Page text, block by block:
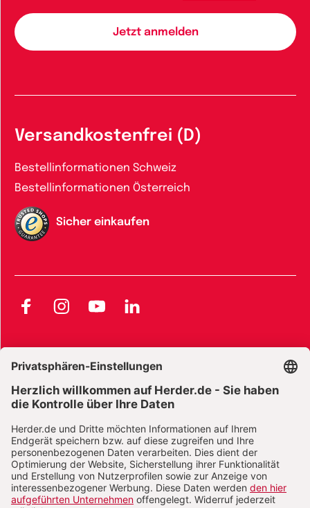
Versandkostenfrei (D)
Bestellinformationen Schweiz
Bestellinformationen Österreich
Sicher einkaufen
FacebookInstagramYouTubeLinkedIn
Widerrufsbelehrung E-Books
Widerrufsbelehrung Zeitschriften Datenschutz
Datenschutz Social Media Barrierefreiheit
Vertrag widerrufen